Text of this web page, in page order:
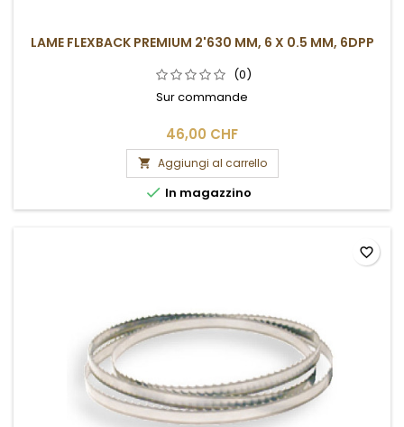
LAME FLEXBACK PREMIUM 2'630 MM, 6 X 0.5 MM, 6DPP
(0)
Sur commande
46,00 CHF
 Aggiungi al carrello
 In magazzino
favorite_border